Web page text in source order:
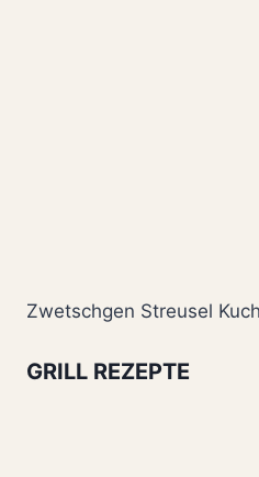
Zwetschgen Streusel
GRILL REZEPTE